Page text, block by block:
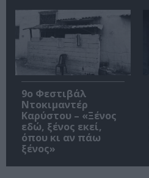
9ο Φεστιβάλ
Ντοκιμαντέρ
Καρύστου – «Ξένος
εδώ, ξένος εκεί,
όπου κι αν πάω
ξένος»